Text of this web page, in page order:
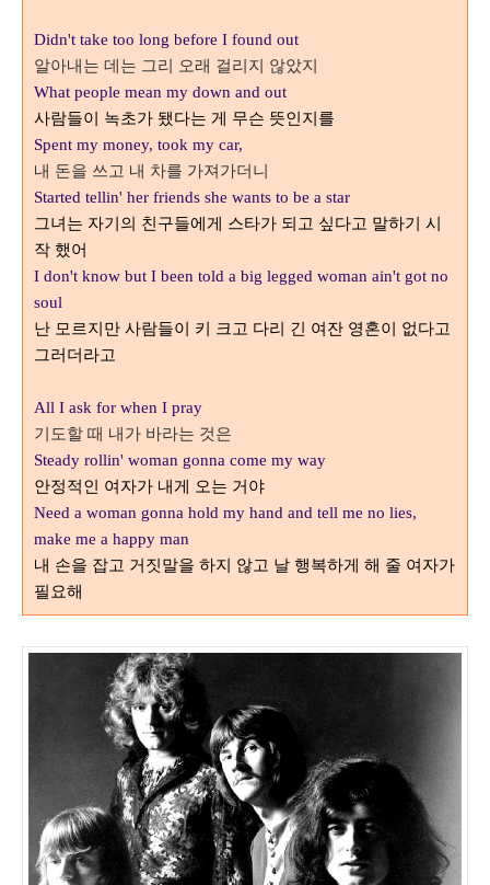
Didn't take too long before I found out
알아내는 데는 그리 오래 걸리지 않았지
What people mean my down and out
사람들이 녹초가 됐다는 게 무슨 뜻인지를
Spent my money, took my car,
내 돈을 쓰고 내 차를 가져가더니
Started tellin' her friends she wants to be a star
그녀는 자기의 친구들에게 스타가 되고 싶다고 말하기 시
작 했어
I don't know but I been told a big legged woman ain't got no
soul
난 모르지만 사람들이 키 크고 다리 긴 여잔 영혼이 없다고
그러더라고
All I ask for when I pray
기도할 때 내가 바라는 것은
Steady rollin' woman gonna come my way
안정적인 여자가 내게 오는 거야
Need a woman gonna hold my hand and tell me no lies,
make me a happy man
내 손을 잡고 거짓말을 하지 않고 날 행복하게 해 줄 여자가
필요해